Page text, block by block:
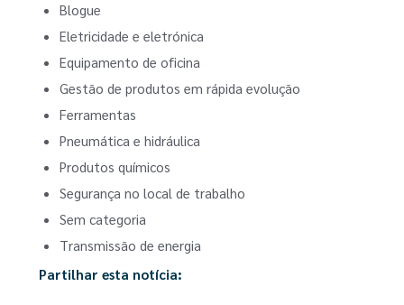
Blogue
Eletricidade e eletrónica
Equipamento de oficina
Gestão de produtos em rápida evolução
Ferramentas
Pneumática e hidráulica
Produtos químicos
Segurança no local de trabalho
Sem categoria
Transmissão de energia
Partilhar esta notícia: